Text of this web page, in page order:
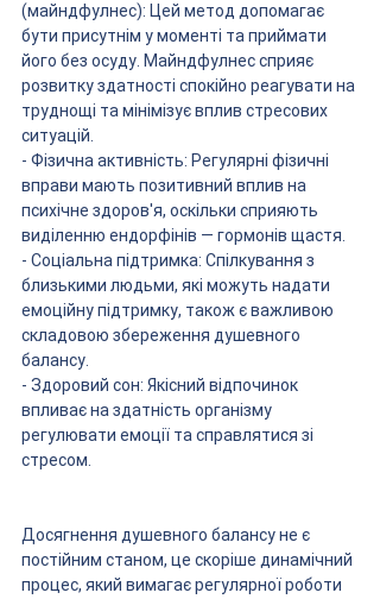
(майндфулнес): Цей метод допомагає
бути присутнім у моменті та приймати
його без осуду. Майндфулнес сприяє
розвитку здатності спокійно реагувати на
труднощі та мінімізує вплив стресових
ситуацій.
- Фізична активність: Регулярні фізичні
вправи мають позитивний вплив на
психічне здоров'я, оскільки сприяють
виділенню ендорфінів — гормонів щастя.
- Соціальна підтримка: Спілкування з
близькими людьми, які можуть надати
емоційну підтримку, також є важливою
складовою збереження душевного
балансу.
- Здоровий сон: Якісний відпочинок
впливає на здатність організму
регулювати емоції та справлятися зі
стресом.
Досягнення душевного балансу не є
постійним станом, це скоріше динамічний
процес, який вимагає регулярної роботи